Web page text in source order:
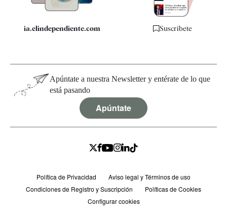
ia.elindependiente.com Suscríbete
Apúntate a nuestra Newsletter y entérate de lo que
está pasando
Apúntate
Política de Privacidad
Aviso legal y Términos de uso
Condiciones de Registro y Suscripción
Políticas de Cookies
Configurar cookies